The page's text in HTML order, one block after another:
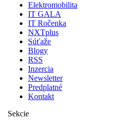
Elektromobilita
IT GALA
IT Ročenka
NXTplus
Súťaže
Blogy
RSS
Inzercia
Newsletter
Predplatné
Kontakt
Sekcie